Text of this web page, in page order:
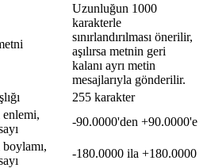
Uzunluğun 1000
karakterle
sınırlandırılması önerilir,
aşılırsa metnin geri
kalanı ayrı metin
mesajlarıyla gönderilir.
255 karakter
-90.0000'den +90.0000'e
-180.0000 ila +180.0000